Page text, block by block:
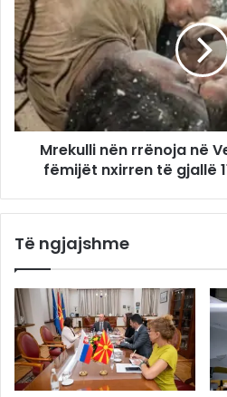
Mrekulli nën rrënoja në
fëmijët nxirren të gjallë
Të ngjajshme